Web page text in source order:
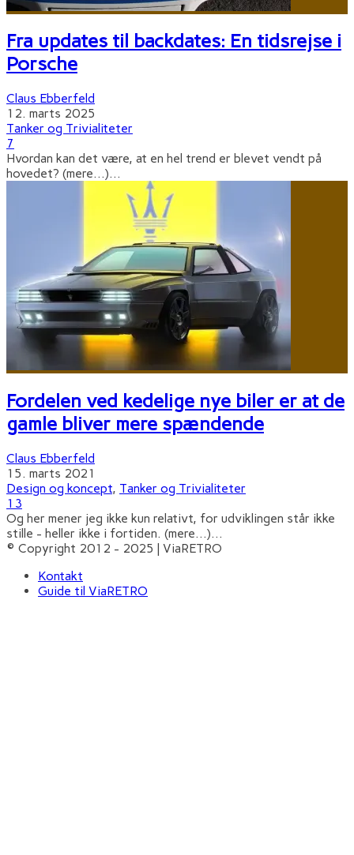
Fra updates til backdates: En tidsrejse i
Porsche
Claus Ebberfeld
12. marts 2025
Tanker og Trivialiteter
7
Hvordan kan det være, at en hel trend er blevet vendt på
hovedet? (mere…)...
Fordelen ved kedelige nye biler er at de
gamle bliver mere spændende
Claus Ebberfeld
15. marts 2021
Design og koncept, Tanker og Trivialiteter
13
Og her mener jeg ikke kun relativt, for udviklingen står ikke
stille - heller ikke i fortiden. (mere…)...
© Copyright 2012 - 2025 | ViaRETRO
Kontakt
Guide til ViaRETRO